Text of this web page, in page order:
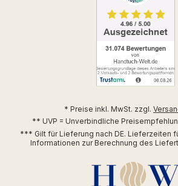
* Preise inkl. MwSt. zzgl.
** UVP = Unverbindliche
*** Gilt für Lieferung nach DE. Lieferzeiten
Informationen zur Berechnung des